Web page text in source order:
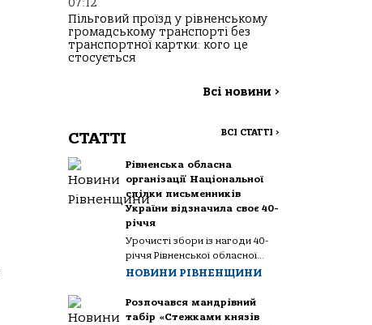
07:12
Пільговий проїзд у рівненському
громадському транспорті без
транспортної картки: кого це
стосується
Всі новини >
СТАТТІ ВСІ СТАТТІ >
Рівненська обласна
організації Національної
спілки письменників
України відзначила своє 40-
річчя
Урочисті збори із нагоди 40-
річчя Рівненської обласної...
НОВИНИ РІВНЕНЩИНИ
Розпочався мандрівний
табір «Стежками князів